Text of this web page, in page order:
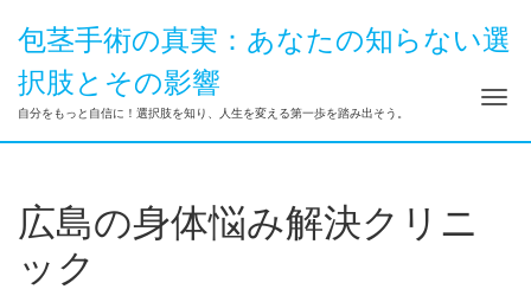
包茎手術の真実：あなたの知らない選
択肢とその影響
自分をもっと自信に！選択肢を知り、人生を変える第一歩を踏み出そう。 ナ
広島の身体悩み解決クリニ
ック